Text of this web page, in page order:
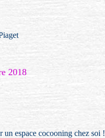
2018
espace cocooning chez soi !